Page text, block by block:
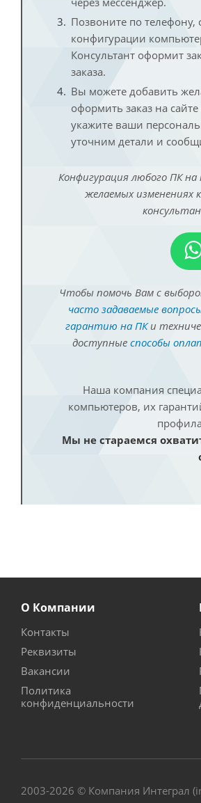
Позвоните по
конфигурации
Консультант оформит
заказа.
Вы можете добавить
оформить заказ на
укажите ваши
уточним детали и
Конфигурация любого ПК
желаемых
Чтобы помочь Вам с
часто задаваемые
гарантию на ПКи
доступные способы
Наша компания
компьютеров, их
Мы не стараемся
О Компании
Контакты
Реквизиты
Вакансии
Политика
конфиденциальности
2003-2026 © Компания Интеграл